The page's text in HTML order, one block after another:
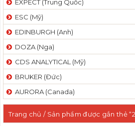
EXPECT (Trung Quốc)
ESC (Mỹ)
EDINBURGH (Anh)
DOZA (Nga)
CDS ANALYTICAL (Mỹ)
BRUKER (Đức)
AURORA (Canada)
Trang chủ / Sản phẩm được gắn thẻ